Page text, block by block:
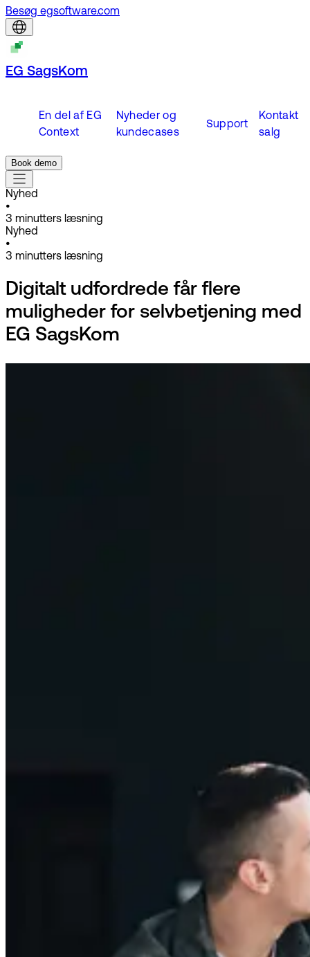
Besøg egsoftware.com
EG SagsKom
En del af EG
Context
Nyheder og
kundecases
Support
Kontakt
salg
Book demo
Nyhed
•
3 minutters læsning
Nyhed
•
3 minutters læsning
Digitalt udfordrede får flere
muligheder for selvbetjening med
EG SagsKom